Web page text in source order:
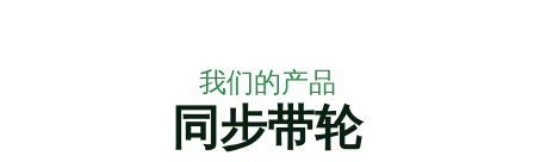
我们的产品
同步带轮